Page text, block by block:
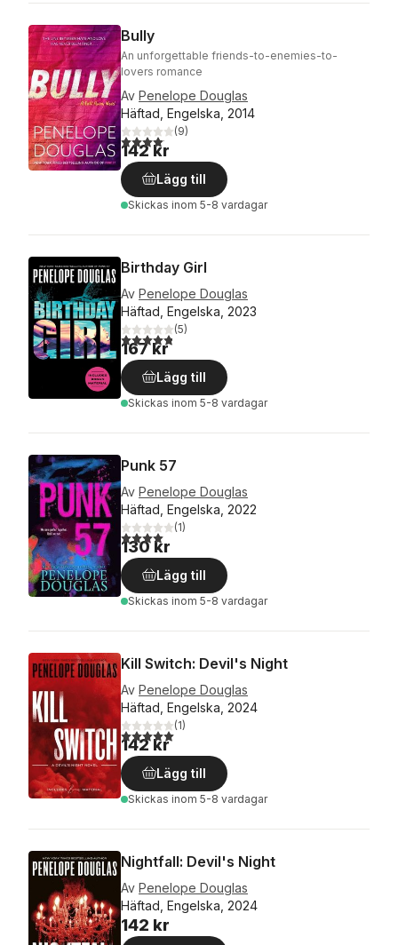
Bully
An unforgettable friends-to-enemies-to-
lovers romance
Av Penelope Douglas
Häftad, Engelska, 2014
4,1utav 5 stjärnor. Totalt antal röster:
(9)
142 kr
Lägg till
Skickas inom 5-8 vardagar
Birthday Girl
Av Penelope Douglas
Häftad, Engelska, 2023
4,8utav 5 stjärnor. Totalt antal röster:
(5)
167 kr
Lägg till
Skickas inom 5-8 vardagar
Punk 57
Av Penelope Douglas
Häftad, Engelska, 2022
4,0utav 5 stjärnor. Totalt antal röster:
(1)
130 kr
Lägg till
Skickas inom 5-8 vardagar
Kill Switch: Devil's Night
Av Penelope Douglas
Häftad, Engelska, 2024
5,0utav 5 stjärnor. Totalt antal röster:
(1)
142 kr
Lägg till
Skickas inom 5-8 vardagar
Nightfall: Devil's Night
Av Penelope Douglas
Häftad, Engelska, 2024
142 kr